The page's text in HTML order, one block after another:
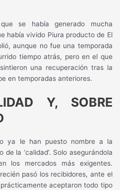
se había generado mucha
había vivido Piura producto de El
aunque no fue una temporada
tiempo atrás, pero en el que
una recuperación tras la
en temporadas anteriores.
Y, SOBRE
ya le han puesto nombre a la
la ‘calidad’. Solo asegurándola
los mercados más exigentes.
pasó los recibidores, ante el
prácticamente aceptaron todo tipo